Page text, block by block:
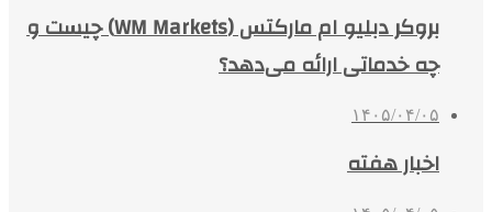
بروکر دبلیو ام مارکتس (WM Markets) چیست و
چه خدماتی ارائه می‌دهد؟
۱۴۰۵/۰۴/۰۵
اخبار هفته